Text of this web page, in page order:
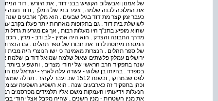
של אמנון ואבשלום הקשיש בבני דוד , את היורש . דוד
את המלוכה לבנה שלמה , צעיר בניו של המלך , ודוד נענה
כעבר זמן קצר מת דוד בגיל שבעים . הוא מלך ארבעים שנה .
לשושלת בית דוד . גם בתקופות מאחרות יותר פעלו בקרב עם
שהוא מופיע בתנ"ך היו מעלות רבות , אך גם מגרעות גדולות
מדרך התבונה והצדק . הוא היה אמיץ - לב ורב - מרץ , חכם
המסרת מיחסת לדוד את חבורו של ספר תהלים . גם
של ספר תהלים . הנצרות מאמינה כי ישו הנוצרי היה מבית
ירושלים עמלק פלשתים שאול שלמה שמואל דוד בן שלמה
בספרד . בהיותו בן שלוש - עשרה עלה לארץ - ישראל עם
לפס שבמרוקו , ובשנת 1512 שב ועבר
וכהן בתפקיד זה כארבעים שנה . הוא השפיע השפעה עצומה
הנעלות וידיעותיו העמקות משכו אליו תלמידים מפרסמים